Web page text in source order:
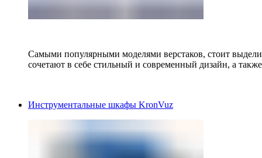
Самыми популярными моделями верстаков, стоит
сочетают в себе стильный и современный дизайн, а
Инструментальные шкафы KronVuz